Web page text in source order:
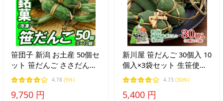
笹団子 新潟 お土産 50個セ
ット 笹だんご ささだんご
冷凍 和菓子 お中元 ギフト
お取り寄せスイーツ 贈り
物 お返し 爆買
4.78 (9件)
9,750 円
新川屋 笹だんご 30個入 10
個入×3袋セット 生笹使用
笹団子 新潟 土産 スイーツ
団子 新潟 お土産 爆買 お
中元 御中元 ギフト 2026
4.73 (30件)
5,400 円